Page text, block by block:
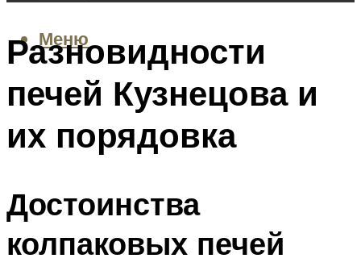
Меню
Разновидности
печей Кузнецова и
их порядовка
Достоинства
колпаковых печей